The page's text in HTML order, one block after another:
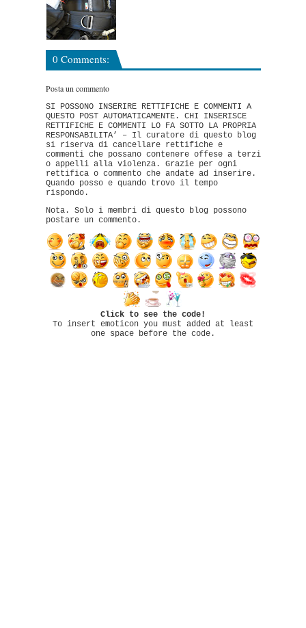
0 Comments:
Posta un commento
SI POSSONO INSERIRE RETTIFICHE E COMMENTI A
QUESTO POST AUTOMATICAMENTE. CHI INSERISCE
RETTIFICHE E COMMENTI LO FA SOTTO LA PROPRIA
RESPONSABILITA’ – Il curatore di questo blog
si riserva di cancellare rettifiche e
commenti che possano contenere offese a terzi
o appelli alla violenza. Grazie per ogni
rettifica o commento che andate ad inserire.
Quando posso e quando trovo il tempo
rispondo.
Nota. Solo i membri di questo blog possono
postare un commento.
Click to see the code!
To insert emoticon you must added at least
one space before the code.